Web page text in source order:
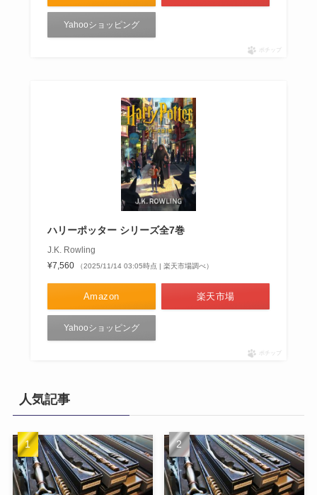
Yahooショッピング
ポチップ
ハリーポッター シリーズ全7巻
J.K. Rowling
¥7,560
（2025/11/14 03:05時点 | 楽天市場調べ）
Amazon 楽天市場
Yahooショッピング
ポチップ
人気記事